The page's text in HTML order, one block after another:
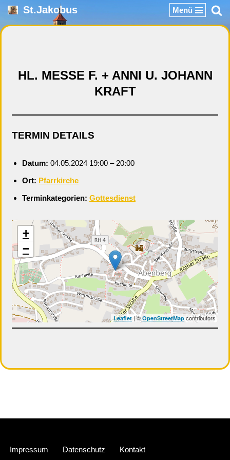
Zum
St.Jakobus Menü
HL. MESSE F. + ANNI U. JOHANN
KRAFT
TERMIN DETAILS
Datum: 04.05.2024 19:00 – 20:00
Ort: Pfarrkirche
Terminkategorien: Gottesdienst
+
−
Leaflet| © OpenStreetMapcontributors
Impressum Datenschutz Kontakt